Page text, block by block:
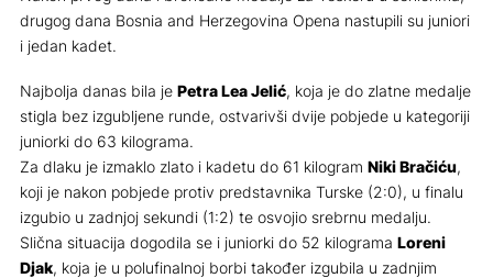
drugog dana Bosnia and Herzegovina Opena nastupili su juniori
i jedan kadet.
Najbolja danas bila je Petra Lea Jelić, koja je do zlatne medalje
stigla bez izgubljene runde, ostvarivši dvije pobjede u kategoriji
juniorki do 63 kilograma.
Za dlaku je izmaklo zlato i kadetu do 61 kilogram Niki Bračiću,
koji je nakon pobjede protiv predstavnika Turske (2:0), u finalu
izgubio u zadnjoj sekundi (1:2) te osvojio srebrnu medalju.
Slična situacija dogodila se i juniorki do 52 kilograma Loreni
Djak, koja je u polufinalnoj borbi također izgubila u zadnjim